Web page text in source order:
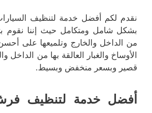
نقدم لكم أفضل خدمة لتنظيف
بشكل شامل ومتكامل حيث إننا نقوم
من الداخل والخارج وتلميعها على
الأوساخ والغبار العالقة بها من
قصير وبسعر منخفض وبسيط.
أفضل خدمة لتنظيف